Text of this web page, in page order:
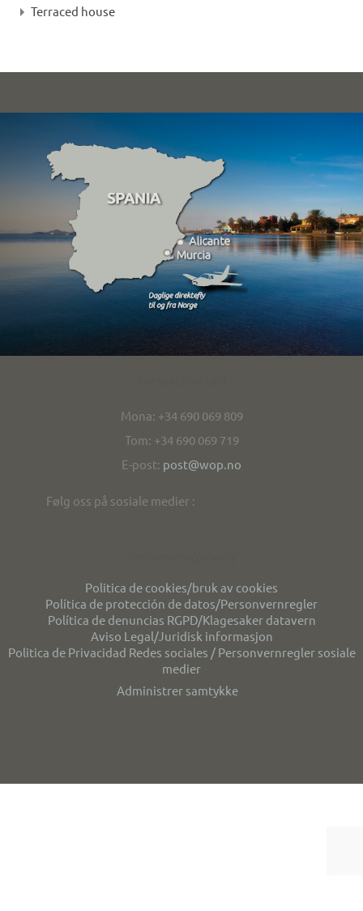
Terraced house
Mona: +34 690 069 809
Tom: +34 690 069 719
E-post: post@wop.no
Følg oss på sosiale medier :
Politica de cookies/bruk av cookies
Política de protección de datos/Personvernregler
Política de denuncias RGPD/Klagesaker datavern
Aviso Legal/Juridisk informasjon
Politica de Privacidad Redes sociales / Personvernregler sosiale
medier
Administrer samtykke